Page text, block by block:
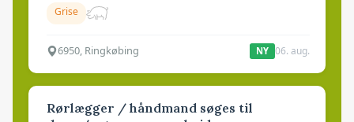
Grise
6950, Ringkøbing NY 06. aug.
Rørlægger / håndmand søges til